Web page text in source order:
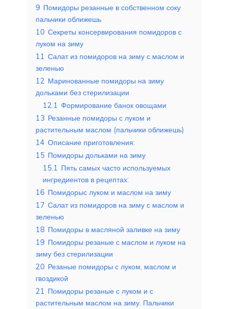
9 Помидоры резанные в собственном соку
пальчики оближешь
10 Секреты консервирования помидоров с
луком на зиму
11 Салат из помидоров на зиму с маслом и
зеленью
12 Маринованные помидоры на зиму
дольками без стерилизации
12.1 Формирование банок овощами
13 Резанные помидоры с луком и
растительным маслом (пальчики оближешь)
14 Описание приготовления:
15 Помидоры дольками на зиму
15.1 Пять самых часто используемых
ингредиентов в рецептах:
16 Помидорыс луком и маслом на зиму
17 Салат из помидоров на зиму с маслом и
зеленью
18 Помидоры в масляной заливке на зиму
19 Помидоры резаные с маслом и луком на
зиму без стерилизации
20 Резаные помидоры с луком, маслом и
гвоздикой
21 Помидоры резаные с луком и с
растительным маслом на зиму. Пальчики